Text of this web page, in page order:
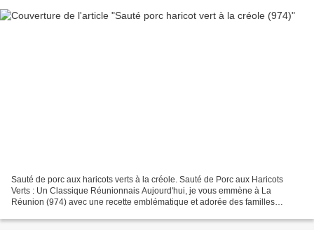
Sauté de porc aux haricots verts à la créole. Sauté de Porc aux Haricots
Verts : Un Classique Réunionnais Aujourd'hui, je vous emmène à La
Réunion (974) avec une recette emblématique et adorée des familles